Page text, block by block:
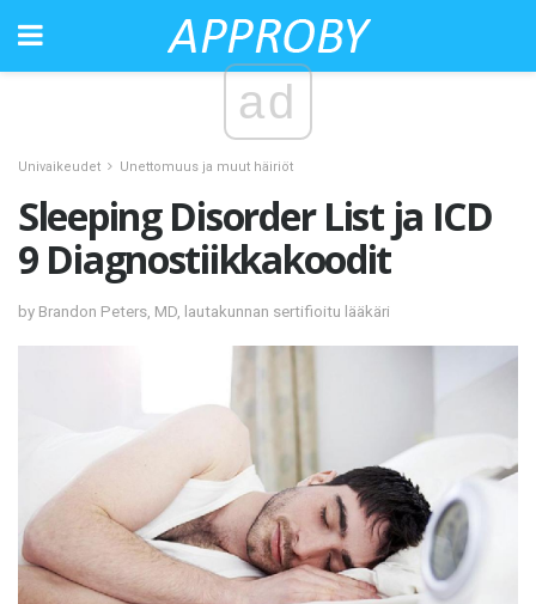
ad
Univaikeudet Unettomuus ja muut häiriöt
Sleeping Disorder List ja ICD
9 Diagnostiikkakoodit
by Brandon Peters, MD, lautakunnan sertifioitu lääkäri